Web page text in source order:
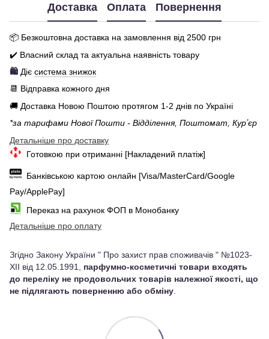
Доставка Оплата Повернення
📦 Безкоштовна доставка на замовлення від 2500 грн
✔️ Власний склад та актуальна наявність товару
🛍️ Діє система знижок
📆 Відправка кожного дня
🚚 Доставка Новою Поштою протягом 1-2 днів по Україні
*за тарифами Нової Пошти - Відділення, Поштомат, Курʼєр
Детальніше про доставку
Готовкою при отриманні [Накладений платіж]
Банківською картою онлайн [Visa/MasterCard/Google
Pay/ApplePay]
Переказ на рахунок ФОП в Монобанку
Детальніше про оплату
Згідно Закону України " Про захист прав споживачів " №1023-
XII від 12.05.1991, парфумно-косметичні товари входять
до переліку не продовольчих товарів належної якості, що
не підлягають поверненню або обміну